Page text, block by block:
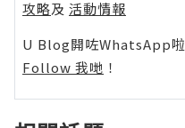
攻略及 活動情報
U Blog開咗WhatsApp啦
Follow 我哋 ！